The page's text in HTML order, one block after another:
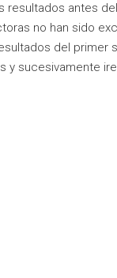
resultados antes
no han sido
del
y sucesivamente